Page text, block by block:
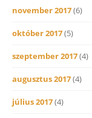
november 2017(6)
október 2017(5)
szeptember 2017(4)
augusztus 2017(4)
július 2017(4)